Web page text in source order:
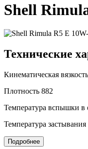
Shell
Технические
Кинематическая вязкость
Плотность 882
Температура вспышки в
Температура застывания
Подробнее